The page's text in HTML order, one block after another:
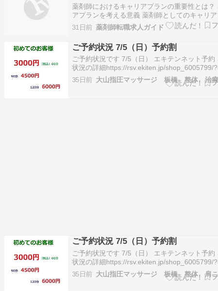
薬剤師におけるキャリアプランの重要性とは？
アプランを考える意義 薬剤師としてのキャリ
を考えることは、自身の将来を見据えて長期的
した働き方を実現するために欠かせません。薬
界は全国的に需要が高い職種ですが、有資格者
に伴い競争が激化し、将来的には職場で…
31日前 薬剤師転職求人ガイド
ご予約状況 7/5（日）予約割
ご予約状況です 7/5（日） エキテンネット予約
状況の詳細https://rsv.ekiten.jp/shop_6005799/
ご予約が入り塞がってしまう場合がございます
約・お問合せ 03-5966-5553この投稿を
35日前 大山指圧マッサージ 板橋 整体 治
ご予約状況 7/5（日）予約割
ご予約状況です 7/5（日） エキテンネット予約
状況の詳細https://rsv.ekiten.jp/shop_6005799/
ご予約が入り塞がってしまう場合がございます
約・お問合せ 03-5966-5553この投稿を
35日前